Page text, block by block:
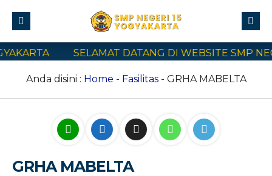
Profile
Civitas Akademika
Program Sekolah
E-Learning
Kontak Kami
SELAMAT DATANG DI WEBSITE SMP
Anda disini : Home - Fasilitas- GRHA MABELTA
GRHA MABELTA